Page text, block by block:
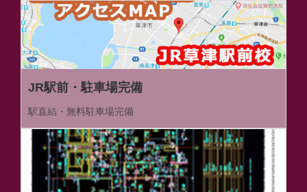
JR駅前・駐車場完備
駅直結・無料駐車場完備